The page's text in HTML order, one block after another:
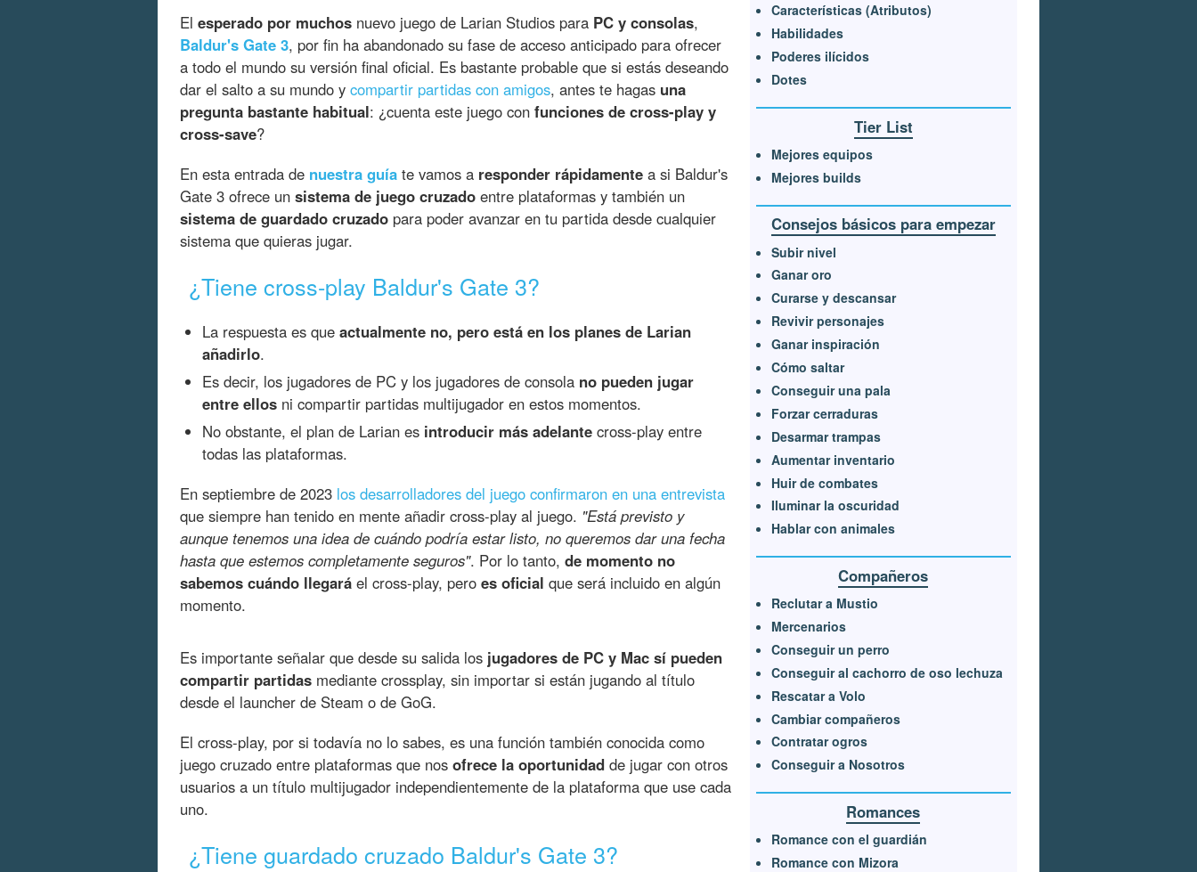
El esperado por muchos nuevo juego de Larian Studios para PC y consolas,
Baldur's Gate 3, por fin ha abandonado su fase de acceso anticipado para ofrecer
a todo el mundo su versión final oficial. Es bastante probable que si estás deseando
dar el salto a su mundo y compartir partidas con amigos, antes te hagas una
pregunta bastante habitual: ¿cuenta este juego con funciones de cross-play y
cross-save?
En esta entrada de nuestra guía te vamos a responder rápidamente a si Baldur's
Gate 3 ofrece un sistema de juego cruzado entre plataformas y también un
sistema de guardado cruzado para poder avanzar en tu partida desde cualquier
sistema que quieras jugar.
¿Tiene cross-play Baldur's Gate 3?
La respuesta es que actualmente no, pero está en los planes de Larian
añadirlo.
Es decir, los jugadores de PC y los jugadores de consola no pueden jugar
entre ellos ni compartir partidas multijugador en estos momentos.
No obstante, el plan de Larian es introducir más adelante cross-play entre
todas las plataformas.
En septiembre de 2023 los desarrolladores del juego confirmaron en una entrevista
que siempre han tenido en mente añadir cross-play al juego. "Está previsto y
aunque tenemos una idea de cuándo podría estar listo, no queremos dar una fecha
hasta que estemos completamente seguros". Por lo tanto, de momento no
sabemos cuándo llegará el cross-play, pero es oficial que será incluido en algún
momento.
Es importante señalar que desde su salida los jugadores de PC y Mac sí pueden
compartir partidas mediante crossplay, sin importar si están jugando al título
desde el launcher de Steam o de GoG.
El cross-play, por si todavía no lo sabes, es una función también conocida como
juego cruzado entre plataformas que nos ofrece la oportunidad de jugar con otros
usuarios a un título multijugador independientemente de la plataforma que use cada
uno.
¿Tiene guardado cruzado Baldur's Gate 3?
Características (Atributos)
Habilidades
Poderes ilícidos
Dotes
Tier List
Mejores equipos
Mejores builds
Consejos básicos para empezar
Subir nivel
Ganar oro
Curarse y descansar
Revivir personajes
Ganar inspiración
Cómo saltar
Conseguir una pala
Forzar cerraduras
Desarmar trampas
Aumentar inventario
Huir de combates
Iluminar la oscuridad
Hablar con animales
Compañeros
Reclutar a Mustio
Mercenarios
Conseguir un perro
Conseguir al cachorro de oso lechuza
Rescatar a Volo
Cambiar compañeros
Contratar ogros
Conseguir a Nosotros
Romances
Romance con el guardián
Romance con Mizora